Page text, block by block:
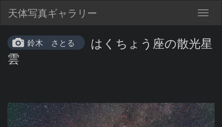
天体写真ギャラリー
鈴木 さとる
はくちょう座の散光星
雲